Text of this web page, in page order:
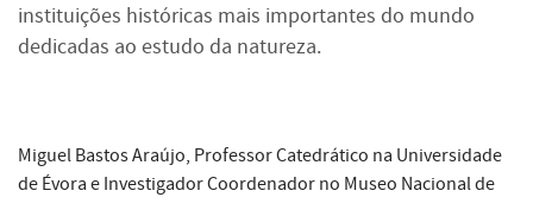
instituições históricas mais importantes do mundo
dedicadas ao estudo da natureza.
Miguel Bastos Araújo, Professor Catedrático na Universidade
de Évora e Investigador Coordenador no Museo Nacional de